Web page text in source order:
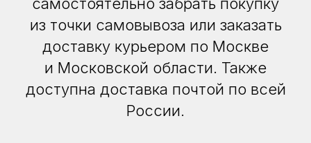
из точки самовывоза или заказать
доставку курьером по Москве
и Московской области. Также
доступна доставка почтой по всей
России.